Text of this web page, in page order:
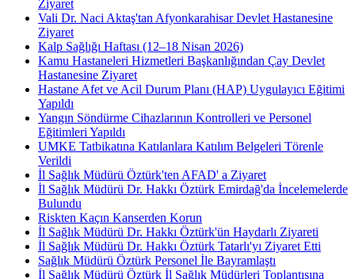
Ziyaret
Vali Dr. Naci Aktaş'tan Afyonkarahisar Devlet Hastanesine
Ziyaret
Kalp Sağlığı Haftası (12–18 Nisan 2026)
Kamu Hastaneleri Hizmetleri Başkanlığından Çay Devlet
Hastanesine Ziyaret
Hastane Afet ve Acil Durum Planı (HAP) Uygulayıcı Eğitimi
Yapıldı
Yangın Söndürme Cihazlarının Kontrolleri ve Personel
Eğitimleri Yapıldı
UMKE Tatbikatına Katılanlara Katılım Belgeleri Törenle
Verildi
İl Sağlık Müdürü Öztürk'ten AFAD' a Ziyaret
İl Sağlık Müdürü Dr. Hakkı Öztürk Emirdağ'da İncelemelerde
Bulundu
Riskten Kaçın Kanserden Korun
İl Sağlık Müdürü Dr. Hakkı Öztürk'ün Haydarlı Ziyareti
İl Sağlık Müdürü Dr. Hakkı Öztürk Tatarlı'yı Ziyaret Etti
Sağlık Müdürü Öztürk Personel İle Bayramlaştı
İl Sağlık Müdürü Öztürk İl Sağlık Müdürleri Toplantısına